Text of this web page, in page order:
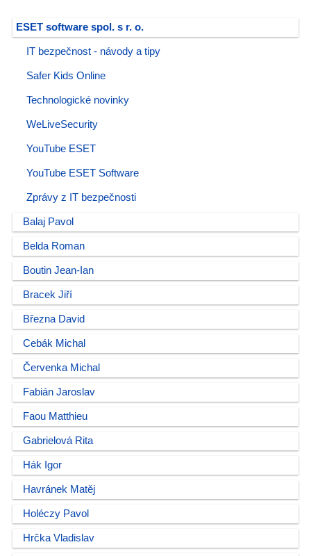
ESET software spol. s r. o.
IT bezpečnost - návody a tipy
Safer Kids Online
Technologické novinky
WeLiveSecurity
YouTube ESET
YouTube ESET Software
Zprávy z IT bezpečnosti
Balaj Pavol
Belda Roman
Boutin Jean-Ian
Bracek Jiří
Března David
Cebák Michal
Červenka Michal
Fabián Jaroslav
Faou Matthieu
Gabrielová Rita
Hák Igor
Havránek Matěj
Holéczy Pavol
Hrčka Vladislav